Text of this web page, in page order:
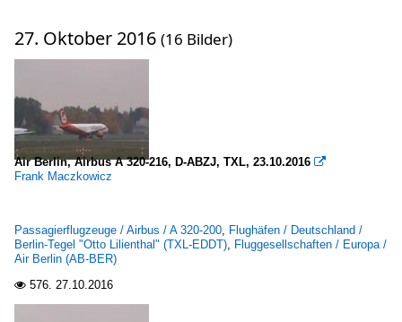
27. Oktober 2016 (16 Bilder)
Air Berlin, Airbus A 320-216, D-ABZJ, TXL, 23.10.2016 
Frank Maczkowicz
Passagierflugzeuge / Airbus / A 320-200, Flughäfen / Deutschland /
Berlin-Tegel "Otto Lilienthal" (TXL-EDDT), Fluggesellschaften / Europa /
Air Berlin (AB-BER)
 576. 27.10.2016